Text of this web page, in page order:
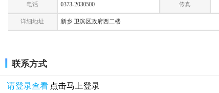
电话 0373-2030500 传真
详细地址 新乡 卫滨区政府西二楼
联系方式
请登录查看 点击马上登录